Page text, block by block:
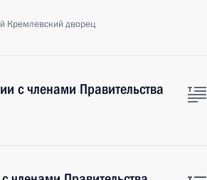
Кремлевский дворец
с членами Правительства